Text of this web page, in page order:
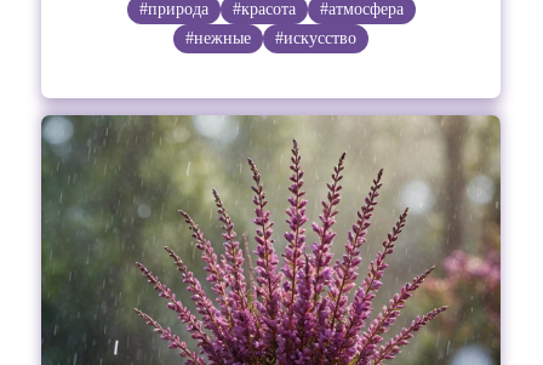
#природа
#красота
#атмосфера
#нежные
#искусство